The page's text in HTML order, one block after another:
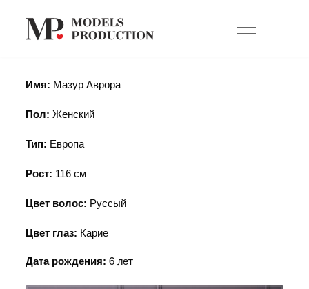
Имя: Мазур Аврора
Пол: Женский
Тип: Европа
Рост: 116см
Цвет волос: Руссый
Цвет глаз: Карие
Дата рождения: 6 лет